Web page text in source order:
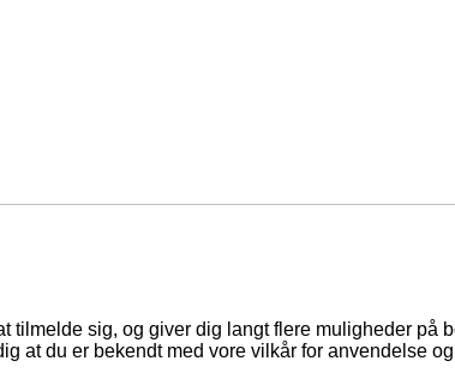
sig, og giver dig langt flere muligheder på
at du er bekendt med vore vilkår for anvendelse